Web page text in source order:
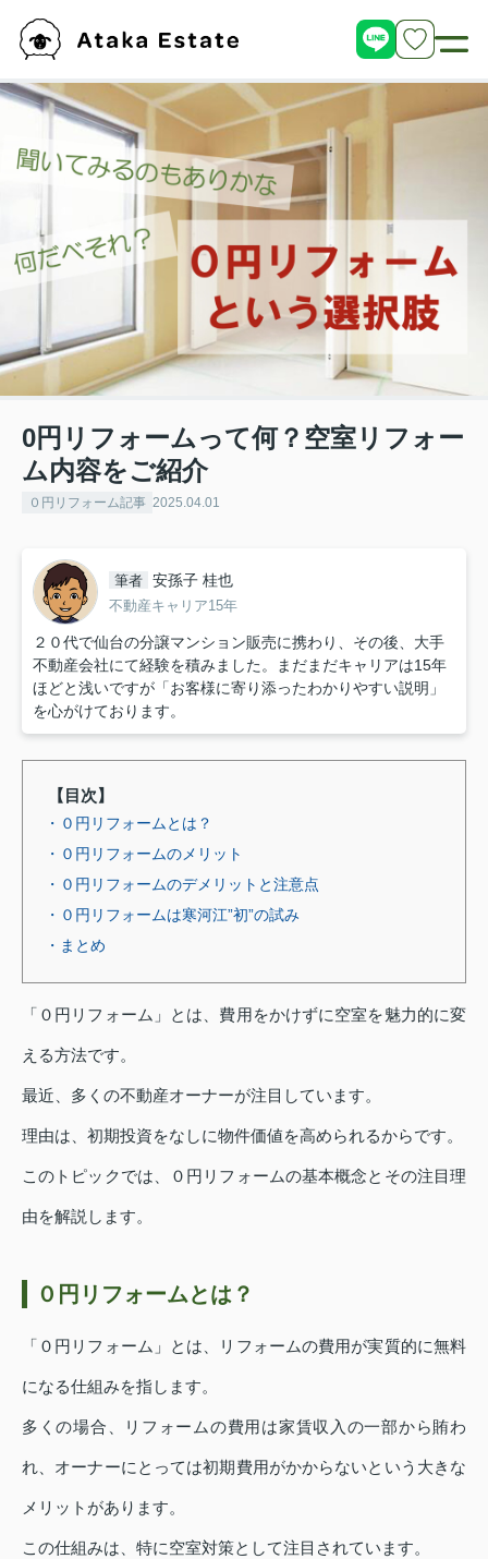
0円リフォームって何？空室リフォー
ム内容をご紹介
０円リフォーム記事 2025.04.01
筆者 安孫子 桂也
不動産キャリア15年
２０代で仙台の分譲マンション販売に携わり、その後、大手
不動産会社にて経験を積みました。まだまだキャリアは15年
ほどと浅いですが「お客様に寄り添ったわかりやすい説明」
を心がけております。
【目次】
・０円リフォームとは？
・０円リフォームのメリット
・０円リフォームのデメリットと注意点
・０円リフォームは寒河江”初”の試み
・まとめ
「０円リフォーム」とは、費用をかけずに空室を魅力的に変
える方法です。
最近、多くの不動産オーナーが注目しています。
理由は、初期投資をなしに物件価値を高められるからです。
このトピックでは、０円リフォームの基本概念とその注目理
由を解説します。
０円リフォームとは？
「０円リフォーム」とは、リフォームの費用が実質的に無料
になる仕組みを指します。
多くの場合、リフォームの費用は家賃収入の一部から賄わ
れ、オーナーにとっては初期費用がかからないという大きな
メリットがあります。
この仕組みは、特に空室対策として注目されています。